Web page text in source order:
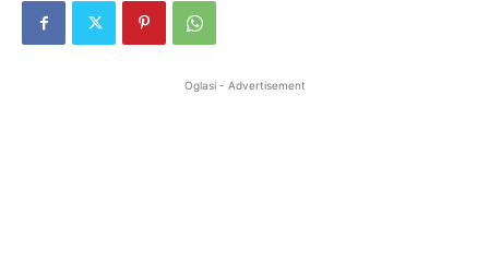
Oglasi - Advertisement